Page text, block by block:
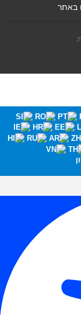
באתר